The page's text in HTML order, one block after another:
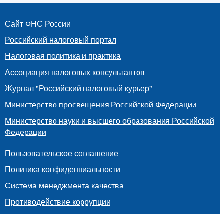
Сайт ФНС России
Российский налоговый портал
Налоговая политика и практика
Ассоциация налоговых консультантов
Журнал "Российский налоговый курьер"
Министерство просвещения Российской Федерации
Министерство науки и высшего образования Российской
Федерации
Пользовательское соглашение
Политика конфиденциальности
Система менеджмента качества
Противодействие коррупции